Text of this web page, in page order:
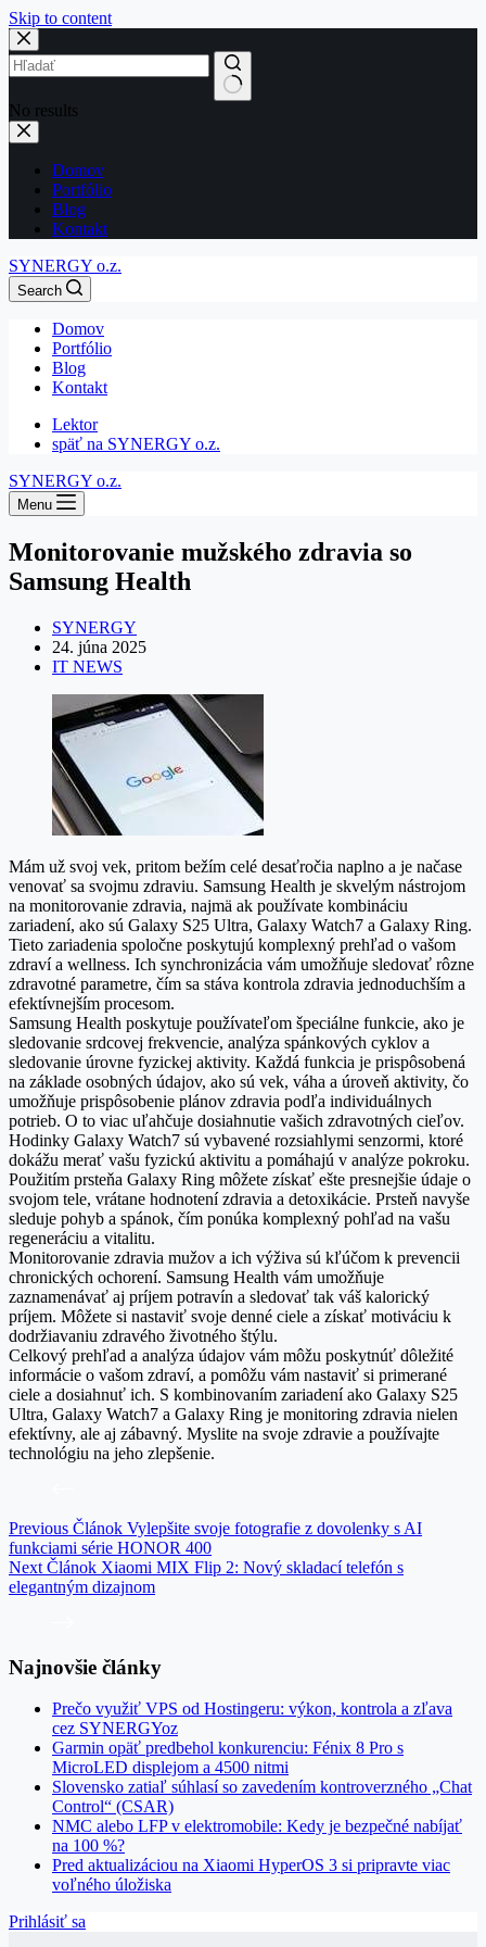
Skip to content
No results
Domov
Portfólio
Blog
Kontakt
SYNERGY o.z.
Search
Domov
Portfólio
Blog
Kontakt
Lektor
späť na SYNERGY o.z.
SYNERGY o.z.
Menu
Monitorovanie mužského zdravia so
Samsung Health
SYNERGY
24. júna 2025
IT NEWS
Mám už svoj vek, pritom bežím celé desaťročia naplno a je načase
venovať sa svojmu zdraviu. Samsung Health je skvelým nástrojom
na monitorovanie zdravia, najmä ak používate kombináciu
zariadení, ako sú Galaxy S25 Ultra, Galaxy Watch7 a Galaxy Ring.
Tieto zariadenia spoločne poskytujú komplexný prehľad o vašom
zdraví a wellness. Ich synchronizácia vám umožňuje sledovať rôzne
zdravotné parametre, čím sa stáva kontrola zdravia jednoduchším a
efektívnejším procesom.
Samsung Health poskytuje používateľom špeciálne funkcie, ako je
sledovanie srdcovej frekvencie, analýza spánkových cyklov a
sledovanie úrovne fyzickej aktivity. Každá funkcia je prispôsobená
na základe osobných údajov, ako sú vek, váha a úroveň aktivity, čo
umožňuje prispôsobenie plánov zdravia podľa individuálnych
potrieb. O to viac uľahčuje dosiahnutie vašich zdravotných cieľov.
Hodinky Galaxy Watch7 sú vybavené rozsiahlymi senzormi, ktoré
dokážu merať vašu fyzickú aktivitu a pomáhajú v analýze pokroku.
Použitím prsteňa Galaxy Ring môžete získať ešte presnejšie údaje o
svojom tele, vrátane hodnotení zdravia a detoxikácie. Prsteň navyše
sleduje pohyb a spánok, čím ponúka komplexný pohľad na vašu
regeneráciu a vitalitu.
Monitorovanie zdravia mužov a ich výživa sú kľúčom k prevencii
chronických ochorení. Samsung Health vám umožňuje
zaznamenávať aj príjem potravín a sledovať tak váš kalorický
príjem. Môžete si nastaviť svoje denné ciele a získať motiváciu k
dodržiavaniu zdravého životného štýlu.
Celkový prehľad a analýza údajov vám môžu poskytnúť dôležité
informácie o vašom zdraví, a pomôžu vám nastaviť si primerané
ciele a dosiahnuť ich. S kombinovaním zariadení ako Galaxy S25
Ultra, Galaxy Watch7 a Galaxy Ring je monitoring zdravia nielen
efektívny, ale aj zábavný. Myslite na svoje zdravie a používajte
technológiu na jeho zlepšenie.
Previous Článok Vylepšite svoje fotografie z dovolenky s AI
funkciami série HONOR 400
Next Článok Xiaomi MIX Flip 2: Nový skladací telefón s
elegantným dizajnom
Najnovšie články
Prečo využiť VPS od Hostingeru: výkon, kontrola a zľava
cez SYNERGYoz
Garmin opäť predbehol konkurenciu: Fénix 8 Pro s
MicroLED displejom a 4500 nitmi
Slovensko zatiaľ súhlasí so zavedením kontroverzného „Chat
Control“ (CSAR)
NMC alebo LFP v elektromobile: Kedy je bezpečné nabíjať
na 100 %?
Pred aktualizáciou na Xiaomi HyperOS 3 si pripravte viac
voľného úložiska
Prihlásiť sa